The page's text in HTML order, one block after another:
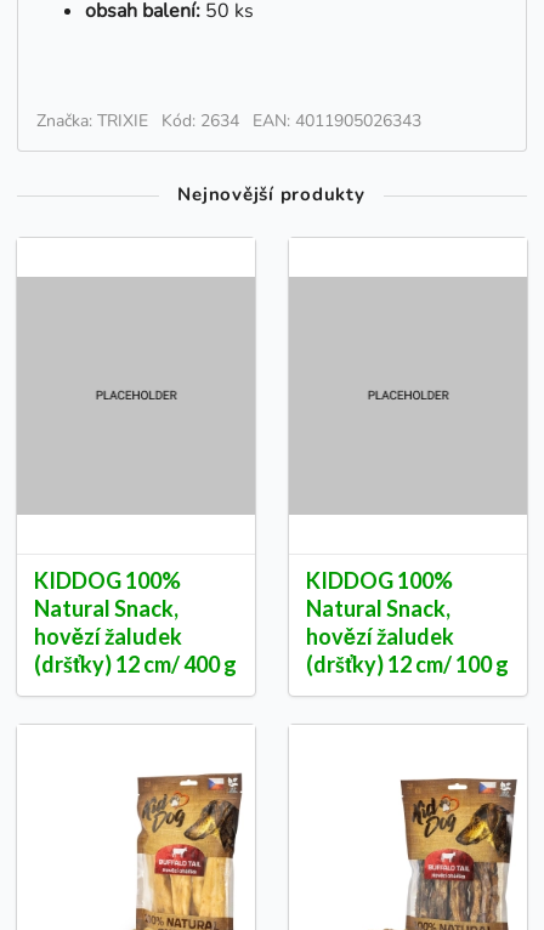
obsah balení: 50 ks
Značka: TRIXIE Kód: 2634 EAN: 4011905026343
Nejnovější produkty
KIDDOG 100%
Natural Snack,
hovězí žaludek
(dršťky) 12 cm/ 400 g
KIDDOG 100%
Natural Snack,
hovězí žaludek
(dršťky) 12 cm/ 100 g